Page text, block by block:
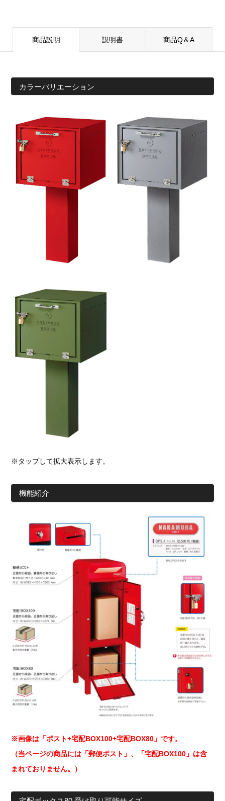
商品説明 説明書 商品Q＆A
カラーバリエーション
※タップして拡大表示します。
機能紹介
※画像は「ポスト+宅配BOX100+宅配BOX80」です。
（当ページの商品には「郵便ポスト」、「宅配BOX100」は含
まれておりません。）